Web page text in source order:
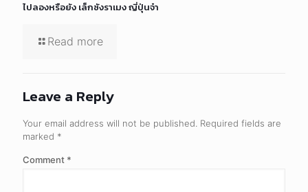
ไปลองหรือยัง เล็กซังราเมง ญี่ปุ่นจ๋า
Read more
Leave a Reply
Your email address will not be published. Required fields are
marked *
Comment *